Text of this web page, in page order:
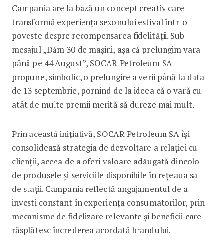
Campania are la bază un concept creativ care
transformă experiența sezonului estival într-o
poveste despre recompensarea fidelității. Sub
mesajul „Dăm 30 de mașini, așa că prelungim vara
până pe 44 August”, SOCAR Petroleum SA
propune, simbolic, o prelungire a verii până la data
de 13 septembrie, pornind de la ideea că o vară cu
atât de multe premii merită să dureze mai mult.
Prin această inițiativă, SOCAR Petroleum SA își
consolidează strategia de dezvoltare a relației cu
clienții, aceea de a oferi valoare adăugată dincolo
de produsele și serviciile disponibile în rețeaua sa
de stații. Campania reflectă angajamentul de a
investi constant în experiența consumatorilor, prin
mecanisme de fidelizare relevante și beneficii care
răsplătesc încrederea acordată brandului.